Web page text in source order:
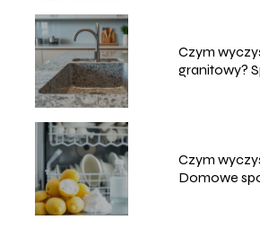
Czym
granitowy?
Czym
Domowe